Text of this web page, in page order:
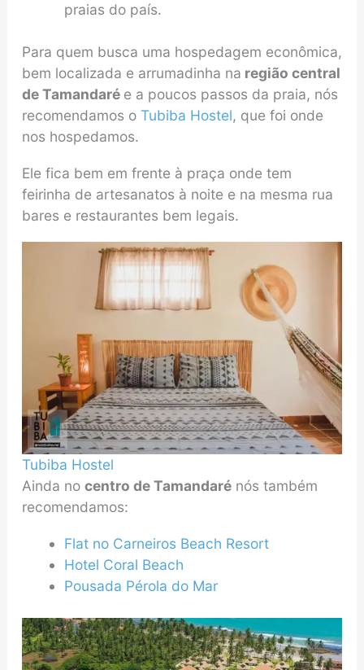
praias do país.
Para quem busca uma hospedagem econômica,
bem localizada e arrumadinha na região central
de Tamandaré e a poucos passos da praia, nós
recomendamos o Tubiba Hostel, que foi onde
nos hospedamos.
Ele fica bem em frente à praça onde tem
feirinha de artesanatos à noite e na mesma rua
bares e restaurantes bem legais.
Tubiba Hostel
Ainda no centro de Tamandarénós também
recomendamos:
Flat no Carneiros Beach Resort
Hotel Coral Beach
Pousada Pérola do Mar